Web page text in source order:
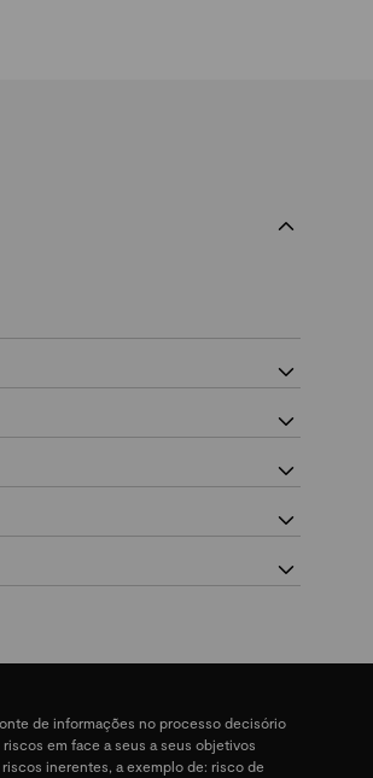
de informações no processo decisório
em face a seus a seus objetivos
inerentes, a exemplo de: risco de